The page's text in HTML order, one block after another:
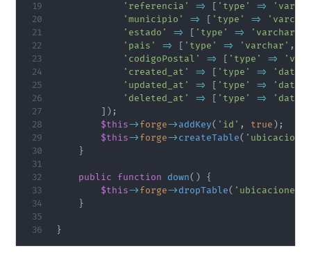
'referencia'
=> [ 'type' =>
'municipio'
=> [ 'type' =>
'estado'
=> [ 'type' => 'varchar'
'pais'
=> [ 'type' => 'varchar' ,
'codigoPostal'
=> [ 'type' =>
'created_at'
=> [ 'type' =>
'updated_at'
=> [ 'type' =>
'deleted_at'
=> [ 'type' =>
] ) ;
$this->forge->addKey( 'id' , true ) ;
$this->forge->createTable(
}
public function down( )
{
$this->forge->dropTable( 'ubicaciones'
}
}